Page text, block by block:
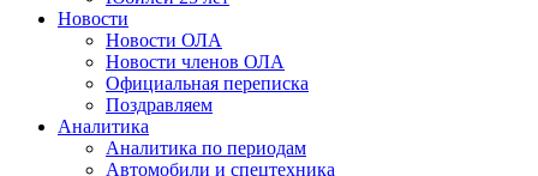
Новости
Новости ОЛА
Новости членов ОЛА
Официальная переписка
Поздравляем
Аналитика
Аналитика по периодам
Автомобили и спецтехника